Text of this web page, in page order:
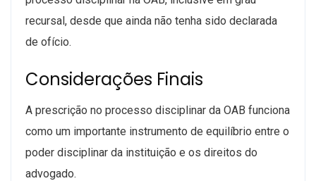
recursal, desde que ainda não tenha sido declarada
de ofício.
Considerações Finais
A prescrição no processo disciplinar da OAB funciona
como um importante instrumento de equilíbrio entre o
poder disciplinar da instituição e os direitos do
advogado.